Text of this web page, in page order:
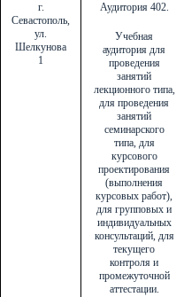
г.
Севастополь,
ул.
Шелкунова
1
Аудитория 402.
Учебная
аудитория для
проведения
занятий
лекционного типа,
для проведения
занятий
семинарского
типа, для
курсового
проектирования
(выполнения
курсовых работ),
для групповых и
индивидуальных
консультаций, для
текущего
контроля и
промежуточной
аттестации.